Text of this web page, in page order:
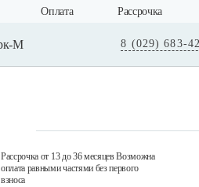
Оплата Рассрочка
8 (029) 683-
Рассрочка от 13 до 36 месяцев Возможна
оплата равными частями без первого
взноса